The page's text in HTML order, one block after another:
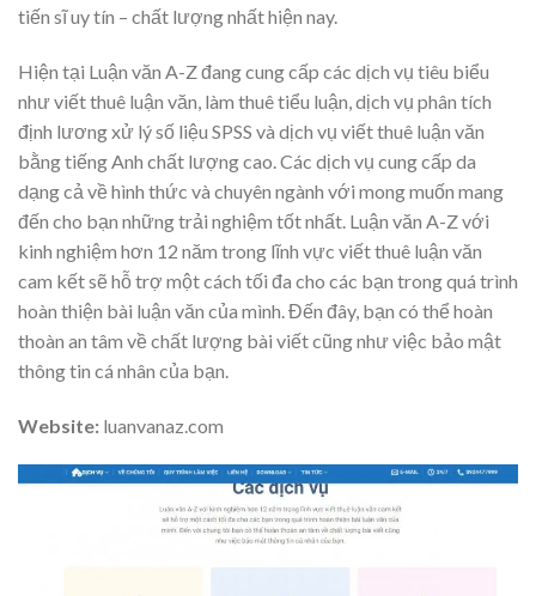
tiến sĩ uy tín – chất lượng nhất hiện nay.
Hiện tại Luận văn A-Z đang cung cấp các dịch vụ tiêu biểu
như viết thuê luận văn, làm thuê tiểu luận, dịch vụ phân tích
định lương xử lý số liệu SPSS và dịch vụ viết thuê luận văn
bằng tiếng Anh chất lượng cao. Các dịch vụ cung cấp da
dạng cả về hình thức và chuyên ngành với mong muốn mang
đến cho bạn những trải nghiệm tốt nhất. Luận văn A-Z với
kinh nghiệm hơn 12 năm trong lĩnh vực viết thuê luận văn
cam kết sẽ hỗ trợ một cách tối đa cho các bạn trong quá trình
hoàn thiện bài luận văn của mình. Đến đây, bạn có thể hoàn
thoàn an tâm về chất lượng bài viết cũng như việc bảo mật
thông tin cá nhân của bạn.
Website: luanvanaz.com